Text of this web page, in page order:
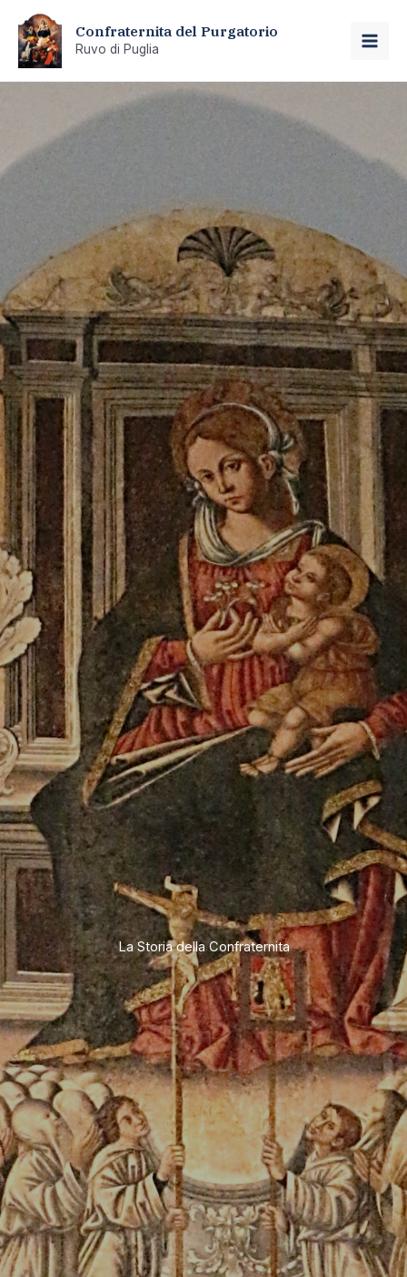
contenuto
Confraternita del Purgatorio
Ruvo di Puglia
La Storia della Confraternita